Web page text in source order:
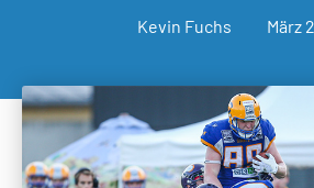
Kevin Fuchs März